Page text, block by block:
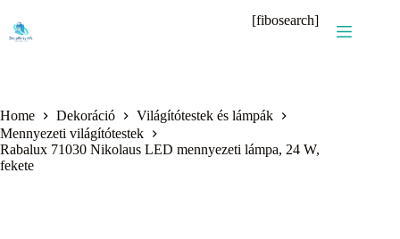
content
[fibosearch]
Home Dekoráció
Világítótestek és lámpák
Mennyezeti világítótestek
Rabalux 71030 Nikolaus LED mennyezeti lámpa, 24 W,
fekete